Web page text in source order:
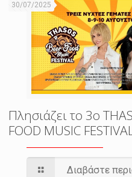
30/07/2025
Πλησιάζει το 3o
FOOD MUSIC
Διαβάστε